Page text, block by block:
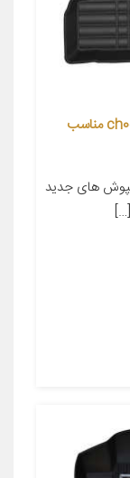
کفپوش سه بعدی خودرو بابل کارپت مدل ch002 مناسب
های جدید